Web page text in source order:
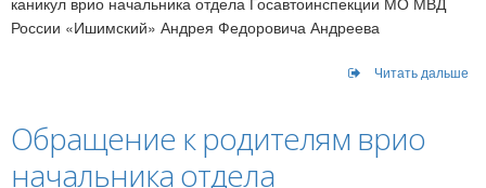
России «Ишимский» Андрея Федоровича Андреева
Читать дальше
Обращение к родителям врио
начальника отдела